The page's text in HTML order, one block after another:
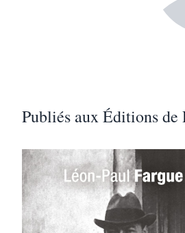
Publiés aux Éditions de